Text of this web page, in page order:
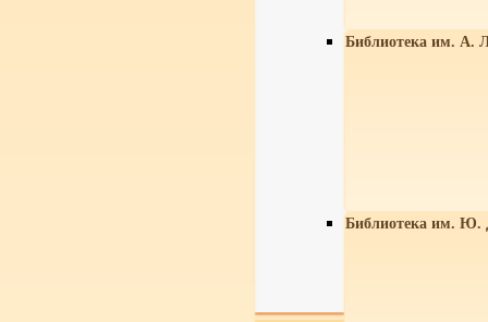
Библиотека им. А.
Библиотека им. Ю.